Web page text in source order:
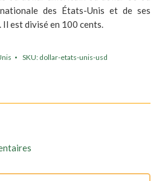
des États-Unis et de ses
est divisé en 100 cents.
SKU: dollar-etats-unis-usd